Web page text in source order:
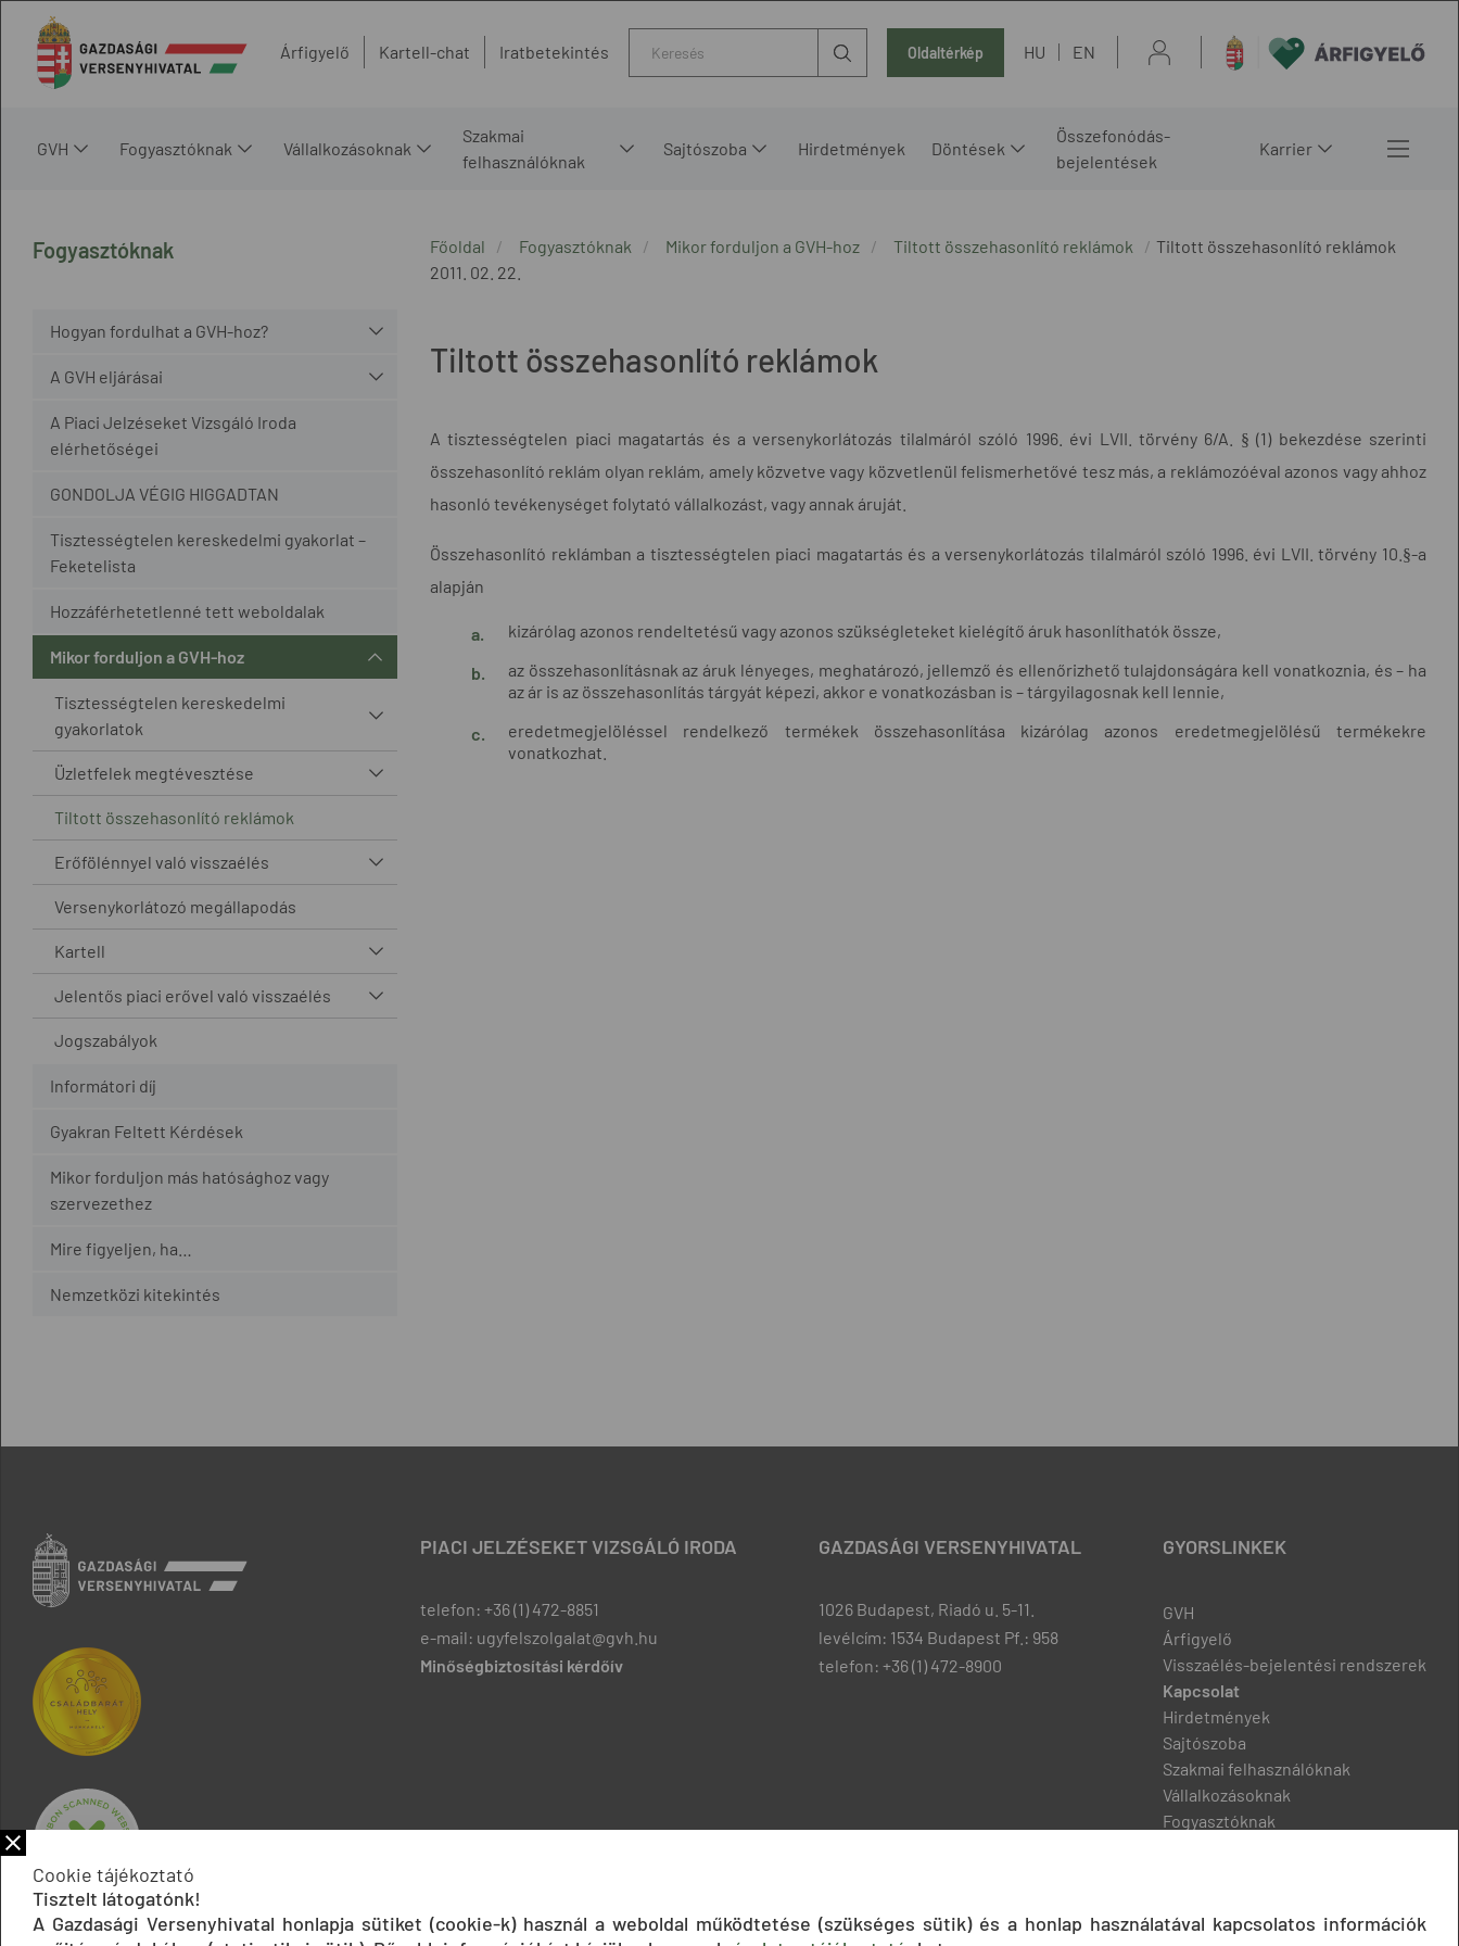
Árfigyelő Kartell-chat Iratbetekintés Oldaltérkép HU EN
GVH Fogyasztóknak Vállalkozásoknak
Szakmai
felhasználóknak
Sajtószoba Hirdetmények Döntések
Összefonódás-
bejelentések
Karrier
Fogyasztóknak
Hogyan fordulhat a GVH-hoz?
A GVH eljárásai
A Piaci Jelzéseket Vizsgáló Iroda
elérhetőségei
GONDOLJA VÉGIG HIGGADTAN
Tisztességtelen kereskedelmi gyakorlat –
Feketelista
Hozzáférhetetlenné tett weboldalak
Mikor forduljon a GVH-hoz
Tisztességtelen kereskedelmi
gyakorlatok
Üzletfelek megtévesztése
Tiltott összehasonlító reklámok
Erőfölénnyel való visszaélés
Versenykorlátozó megállapodás
Kartell
Jelentős piaci erővel való visszaélés
Jogszabályok
Informátori díj
Gyakran Feltett Kérdések
Mikor forduljon más hatósághoz vagy
szervezethez
Mire figyeljen, ha…
Nemzetközi kitekintés
Főoldal Fogyasztóknak Mikor forduljon a GVH-hoz Tiltott összehasonlító reklámok
Tiltott összehasonlító reklámok
2011. 02. 22.
Tiltott összehasonlító reklámok
A tisztességtelen piaci magatartás és a versenykorlátozás tilalmáról szóló 1996. évi LVII. törvény 6/A. § (1) bekezdése szerinti
összehasonlító reklám olyan reklám, amely közvetve vagy közvetlenül felismerhetővé tesz más, a reklámozóéval azonos vagy ahhoz
hasonló tevékenységet folytató vállalkozást, vagy annak áruját.
Összehasonlító reklámban a tisztességtelen piaci magatartás és a versenykorlátozás tilalmáról szóló 1996. évi LVII. törvény 10.§-a
alapján
kizárólag azonos rendeltetésű vagy azonos szükségleteket kielégítő áruk hasonlíthatók össze,
az összehasonlításnak az áruk lényeges, meghatározó, jellemző és ellenőrizhető tulajdonságára kell vonatkoznia, és – ha
az ár is az összehasonlítás tárgyát képezi, akkor e vonatkozásban is – tárgyilagosnak kell lennie,
eredetmegjelöléssel rendelkező termékek összehasonlítása kizárólag azonos eredetmegjelölésű termékekre
vonatkozhat.
PIACI JELZÉSEKET VIZSGÁLÓ IRODA
telefon: +36 (1) 472-8851
e-mail: ugyfelszolgalat@gvh.hu
Minőségbiztosítási kérdőív
GAZDASÁGI VERSENYHIVATAL
1026 Budapest, Riadó u. 5-11.
levélcím: 1534 Budapest Pf.: 958
telefon: +36 (1) 472-8900
GYORSLINKEK
GVH
Árfigyelő
Visszaélés-bejelentési rendszerek
Kapcsolat
Hirdetmények
Sajtószoba
Szakmai felhasználóknak
Vállalkozásoknak
Fogyasztóknak
Cookie tájékoztató
Tisztelt látogatónk!
A Gazdasági Versenyhivatal honlapja sütiket (cookie-k) használ a weboldal működtetése (szükséges sütik) és a honlap használatával kapcsolatos információk